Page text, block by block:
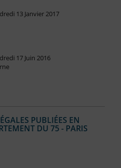
13 Janvier 2017
17 Juin 2016
PUBLIÉES EN
DU 75 - PARIS